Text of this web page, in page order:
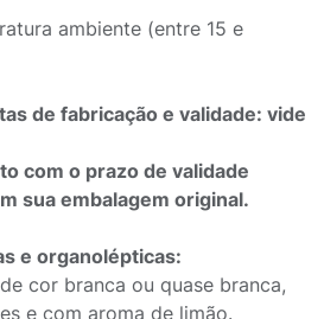
ambiente (entre 15 e
de fabricação e validade: vide
com o prazo de validade
sua embalagem original.
e organolépticas:
cor branca ou quase branca,
e com aroma de limão.